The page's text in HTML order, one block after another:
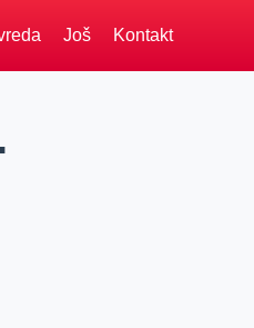
Još Kontakt